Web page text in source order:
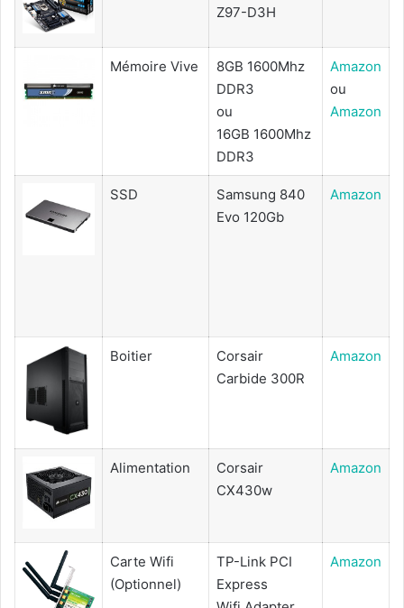
Z97-D3H
Mémoire Vive
8GB 1600Mhz
DDR3
ou
16GB 1600Mhz
DDR3
Amazon
ou
Amazon
SSD
Samsung 840
Evo 120Gb
Amazon
Boitier
Corsair
Carbide 300R
Amazon
Alimentation
Corsair
CX430w
Amazon
Carte Wifi
(Optionnel)
TP-Link PCI
Express
Amazon